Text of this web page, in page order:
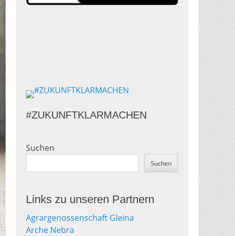
#ZUKUNFTKLARMACHEN
Suchen
Suchen
Links zu unseren Partnern
Agrargenossenschaft Gleina
Arche Nebra